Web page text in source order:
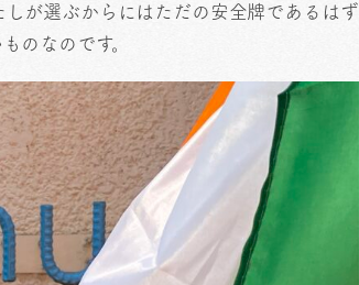
が選ぶからにはただの安全牌であるはず
のなのです。